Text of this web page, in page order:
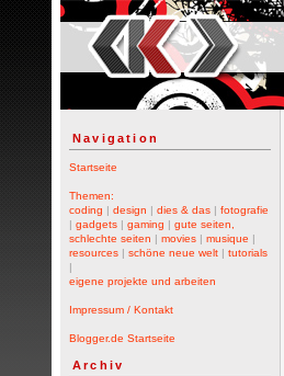
Navigation
Startseite
Themen:
coding | design | dies & das | fotografie
| gadgets | gaming | gute seiten,
schlechte seiten | movies | musique |
resources | schöne neue welt | tutorials
|
eigene projekte und arbeiten
Impressum / Kontakt
Blogger.de Startseite
Archiv